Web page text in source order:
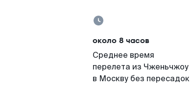
около 8 часов
Среднее время
перелета из Чженьчжоу
в Москву без пересадок